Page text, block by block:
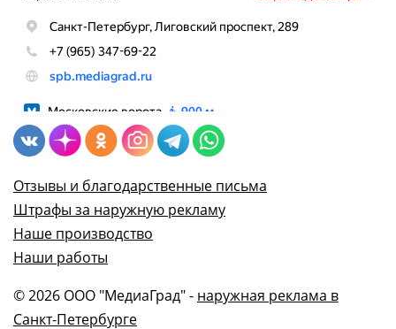
Отзывы и благодарственные письма
Штрафы за наружную рекламу
Наше производство
Наши работы
© 2026 ООО "МедиаГрад" - наружная реклама в
Санкт-Петербурге